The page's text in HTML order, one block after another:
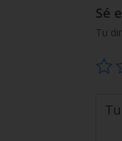
Sé
Tu